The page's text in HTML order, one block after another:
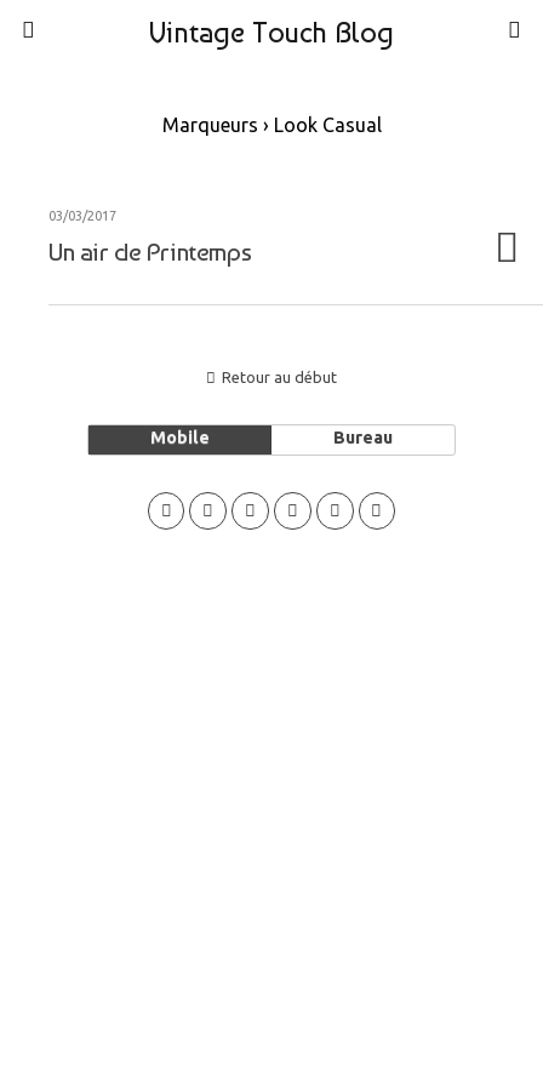
Vintage Touch Blog
Marqueurs › Look Casual
03/03/2017
Un air de Printemps
Retour au début
Mobile Bureau